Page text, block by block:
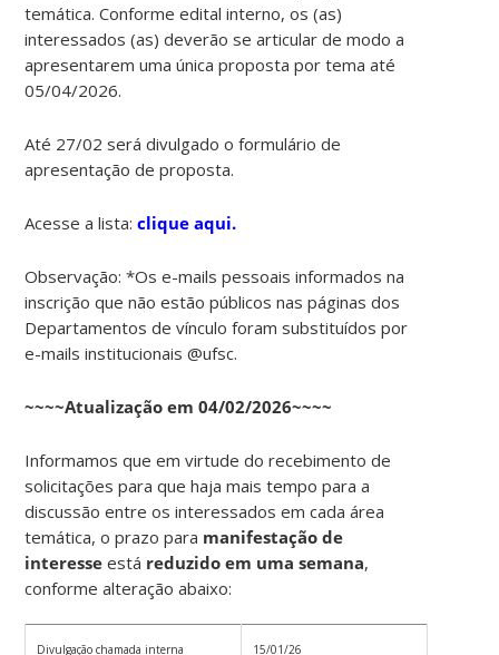
temática. Conforme edital interno, os (as)
interessados (as) deverão se articular de modo a
apresentarem uma única proposta por tema até
05/04/2026.
Até 27/02 será divulgado o formulário de
apresentação de proposta.
Acesse a lista:clique aqui.
Observação: *Os e-mails pessoais informados na
inscrição que não estão públicos nas páginas dos
Departamentos de vínculo foram substituídos por
e-mails institucionais @ufsc.
~~~~Atualização em 04/02/2026~~~~
Informamos que em virtude do recebimento de
solicitações para que haja mais tempo para a
discussão entre os interessados em cada área
temática, o prazo para manifestação de
interesse está reduzido em uma semana,
conforme alteração abaixo:
Divulgação chamada interna 15/01/26